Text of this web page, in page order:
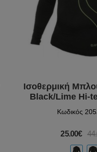
Ισοθερμική
Black/Lime Hi-
Κωδικός
25.00€